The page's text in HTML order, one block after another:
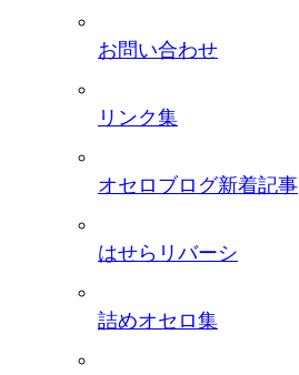
お問い合わせ
リンク集
オセロブログ新着記事
はせらリバーシ
詰めオセロ集